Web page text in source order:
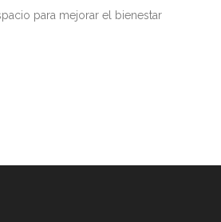
para mejorar el bienestar